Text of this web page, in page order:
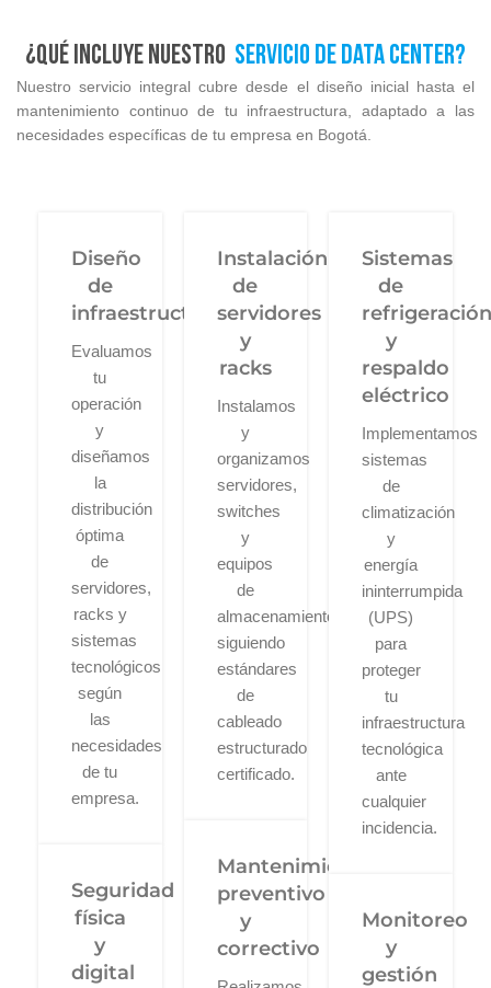
¿Qué incluye nuestro servicio de Data Center?
Nuestro servicio integral cubre desde el diseño inicial hasta el
mantenimiento continuo de tu infraestructura, adaptado a las
necesidades específicas de tu empresa en Bogotá.
Diseño
de
infraestructura
Evaluamos
tu
operación
y
diseñamos
la
distribución
óptima
de
servidores,
racks y
sistemas
tecnológicos
según
las
necesidades
de tu
empresa.
Seguridad
física
y
digital
Instalación
de
servidores
y
racks
Instalamos
y
organizamos
servidores,
switches
y
equipos
de
almacenamiento
siguiendo
estándares
de
cableado
estructurado
certificado.
Mantenimiento
preventivo
y
correctivo
Sistemas
de
y
respaldo
eléctrico
Implementamos
sistemas
de
climatización
y
energía
ininterrumpida
(UPS)
para
proteger
tu
infraestructura
tecnológica
ante
cualquier
incidencia.
Monitoreo
y
gestión